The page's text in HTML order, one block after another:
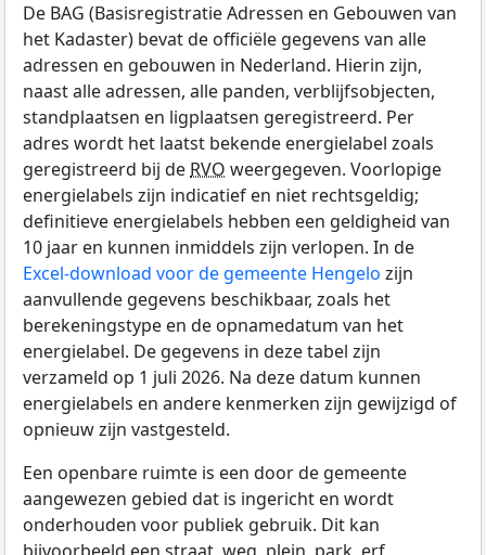
De BAG (Basisregistratie Adressen en Gebouwen van
het Kadaster) bevat de officiële gegevens van alle
adressen en gebouwen in Nederland. Hierin zijn,
naast alle adressen, alle panden, verblijfsobjecten,
standplaatsen en ligplaatsen geregistreerd. Per
adres wordt het laatst bekende energielabel zoals
geregistreerd bij de RVO weergegeven. Voorlopige
energielabels zijn indicatief en niet rechtsgeldig;
definitieve energielabels hebben een geldigheid van
10 jaar en kunnen inmiddels zijn verlopen. In de
Excel-download voor de gemeente Hengelo zijn
aanvullende gegevens beschikbaar, zoals het
berekeningstype en de opnamedatum van het
energielabel. De gegevens in deze tabel zijn
verzameld op 1 juli 2026. Na deze datum kunnen
energielabels en andere kenmerken zijn gewijzigd of
opnieuw zijn vastgesteld.
Een openbare ruimte is een door de gemeente
aangewezen gebied dat is ingericht en wordt
onderhouden voor publiek gebruik. Dit kan